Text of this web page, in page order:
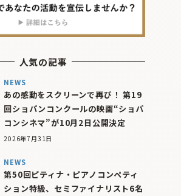
人気の記事
NEWS
あの感動をスクリーンで再び！ 第19
回ショパンコンクールの映画“ショパ
コンシネマ”が10月2日公開決定
2026年7月31日
NEWS
第50回ピティナ・ピアノコンペティ
ション特級、セミファイナリスト6名